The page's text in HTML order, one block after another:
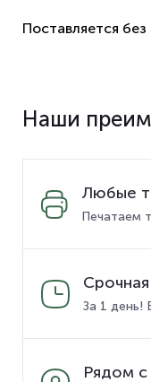
Поставляется
Наши
Любые
Печатаем
За 1 день!
Рядом с